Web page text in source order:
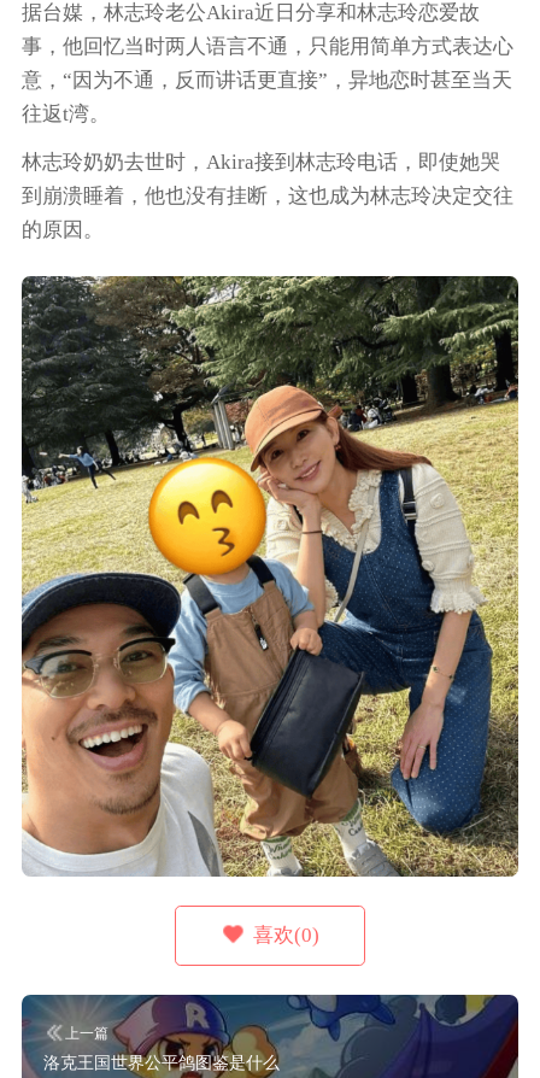
据台媒，林志玲老公Akira近日分享和林志玲恋爱故
事，他回忆当时两人语言不通，只能用简单方式表达心
意，“因为不通，反而讲话更直接”，异地恋时甚至当天
往返t湾。
林志玲奶奶去世时，Akira接到林志玲电话，即使她哭
到崩溃睡着，他也没有挂断，这也成为林志玲决定交往
的原因。
喜欢(0)
上一篇
洛克王国世界公平鸽图鉴是什么